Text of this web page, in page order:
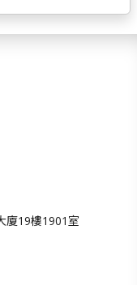
廈19樓1901室